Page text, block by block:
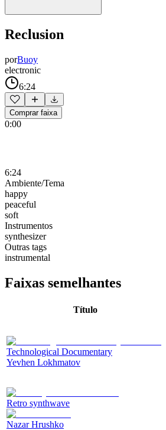
Reclusion
porBuoy
electronic
6:24
Comprar faixa
0:00
6:24
Ambiente/Tema
happy
peaceful
soft
Instrumentos
synthesizer
Outras tags
instrumental
Faixas semelhantes
Título
Technological Documentary
Yevhen Lokhmatov
Retro synthwave
Nazar Hrushko